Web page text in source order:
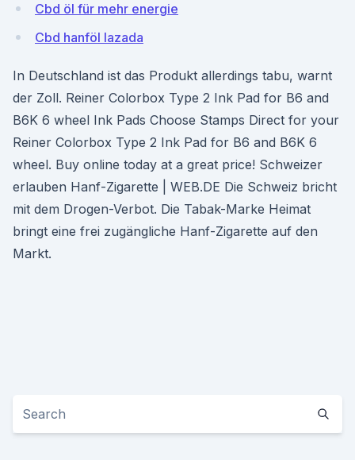
Cbd öl für mehr energie
Cbd hanföl lazada
In Deutschland ist das Produkt allerdings tabu, warnt
der Zoll. Reiner Colorbox Type 2 Ink Pad for B6 and
B6K 6 wheel Ink Pads Choose Stamps Direct for your
Reiner Colorbox Type 2 Ink Pad for B6 and B6K 6
wheel. Buy online today at a great price! Schweizer
erlauben Hanf-Zigarette | WEB.DE Die Schweiz bricht
mit dem Drogen-Verbot. Die Tabak-Marke Heimat
bringt eine frei zugängliche Hanf-Zigarette auf den
Markt.